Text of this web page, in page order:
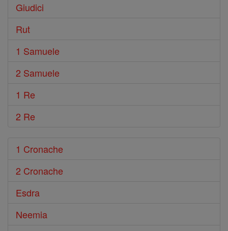
Giudici
Rut
1 Samuele
2 Samuele
1 Re
2 Re
1 Cronache
2 Cronache
Esdra
Neemia